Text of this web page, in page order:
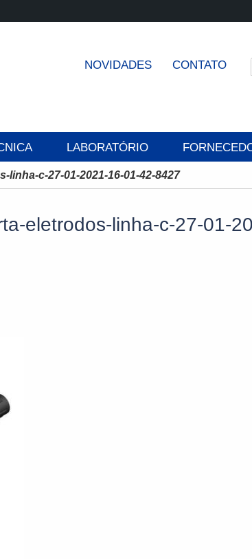
NOVIDADES CONTATO
LABORATÓRIO
c-27-01-2021-16-01-42-8427
eletrodos-linha-c-27-01-